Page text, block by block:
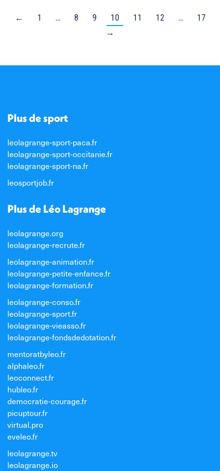
← 1 … 8 9 10 11 12 …
17
→
Plus de sport
leolagrange-sport-paca.fr
leolagrange-sport-occitanie.fr
leolagrange-sport-na.fr
leosportjob.fr
Plus de Léo Lagrange
leolagrange.org
leolagrange-recrute.fr
leolagrange-animation.fr
leolagrange-petite-enfance.fr
leolagrange-formation.fr
leolagrange-conso.fr
leolagrange-sport.fr
leolagrange-vieasso.fr
leolagrange-fondsdedotation.fr
mentoratbyleo.fr
alphaleo.fr
leoconnect.fr
hubleo.fr
democratie-courage.fr
picuptour.fr
virtual.pro
eveleo.fr
leolagrange.tv
leolagrange.io